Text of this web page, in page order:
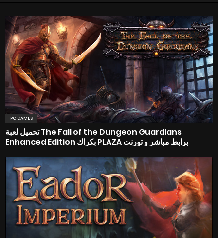
PC GAMES
تحميل لعبة The Fall of the Dungeon Guardians
Enhanced Edition بكراك PLAZA برابط مباشر و تورنت